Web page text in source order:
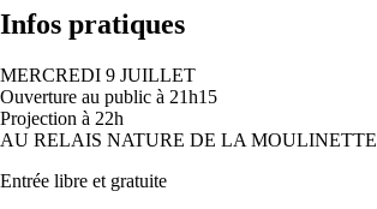
Infos pratiques
MERCREDI 9 JUILLET
Ouverture au public à 21h15
Projection à 22h
AU RELAIS NATURE DE LA MOULINETTE
Entrée libre et gratuite